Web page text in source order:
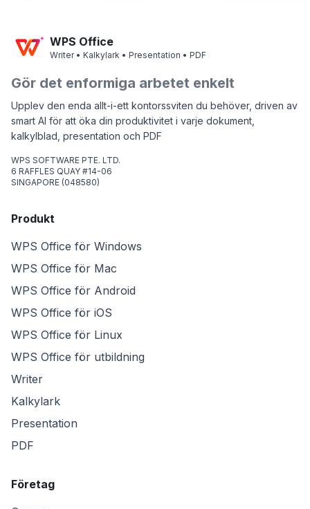
WPS Office
Writer • Kalkylark • Presentation • PDF
Gör det enformiga arbetet enkelt
Upplev den enda allt-i-ett kontorssviten du behöver, driven av
smart AI för att öka din produktivitet i varje dokument,
kalkylblad, presentation och PDF
WPS SOFTWARE PTE. LTD.
6 RAFFLES QUAY #14-06
SINGAPORE (048580)
Produkt
WPS Office för Windows
WPS Office för Mac
WPS Office för Android
WPS Office för iOS
WPS Office för Linux
WPS Office för utbildning
Writer
Kalkylark
Presentation
PDF
Företag